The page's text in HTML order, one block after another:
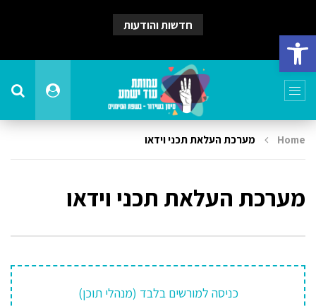
פתח סרגל נגישות
חדשות והודעות
Home מערכת העלאת תכני וידאו
מערכת העלאת תכני וידאו
כניסה למורשים בלבד (מנהלי תוכן)